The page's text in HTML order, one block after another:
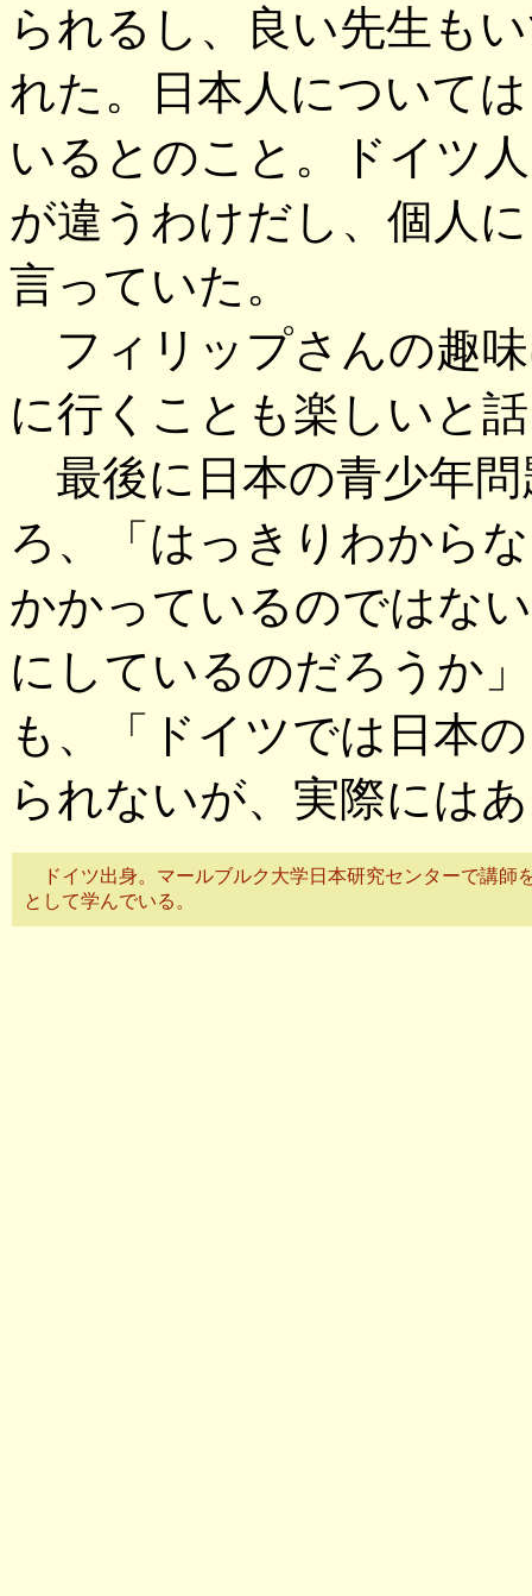
られるし、良い先生も
れた。日本人について
いるとのこと。ドイツ
が違うわけだし、個人
言っていた。
フィリップさんの趣
に行くことも楽しいと
最後に日本の青少年
ろ、「はっきりわから
かかっているのではな
にしているのだろうか
も、「ドイツでは日本
られないが、実際には
ドイツ出身。マールブルク大学日本研究センターで講師
として学んでいる。